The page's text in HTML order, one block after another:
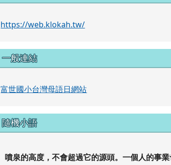
https://web.klokah.tw/
一般連結
富世國小台灣母語日網站
隨機小語
噴泉的高度，不會超過它的源頭。一個人的事